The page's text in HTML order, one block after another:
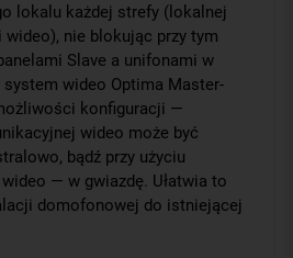
lokalu każdej strefy (lokalnej
nie blokując przy tym
Slave a unifonami w
wideo Optima Master-
konfiguracji —
wideo może być
bądź przy użyciu
— w gwiazdę. Ułatwia to
domofonowej do istniejącej